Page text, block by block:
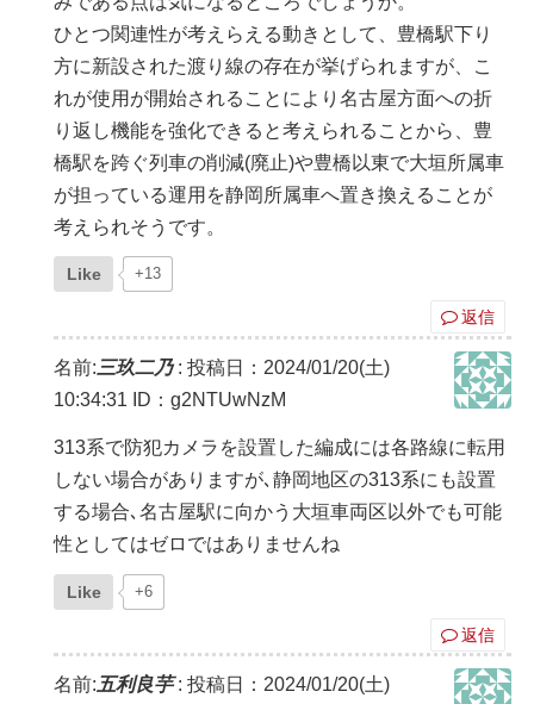
ひとつ関連性が考えらえる動きとして、豊橋駅下り
方に新設された渡り線の存在が挙げられますが、こ
れが使用が開始されることにより名古屋方面への折
り返し機能を強化できると考えられることから、豊
橋駅を跨ぐ列車の削減(廃止)や豊橋以東で大垣所属車
が担っている運用を静岡所属車へ置き換えることが
考えられそうです。
Like +13
返信
名前: 三玖二乃: 投稿日：2024/01/20(土)
10:34:31
ID：g2NTUwNzM
313系で防犯カメラを設置した編成には各路線に転用
しない場合がありますが､静岡地区の313系にも設置
する場合､名古屋駅に向かう大垣車両区以外でも可能
性としてはゼロではありませんね
Like +6
返信
名前: 五利良芋: 投稿日：2024/01/20(土)